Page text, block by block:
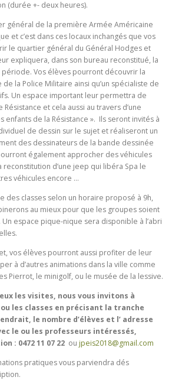
(durée +- deux heures).
général de la première Armée Américaine
et c’est dans ces locaux inchangés que vos
le quartier général du Général Hodges et
expliquera, dans son bureau reconstitué, la
Vos élèves pourront découvrir la
la Police Militaire ainsi qu’un spécialiste de
Un espace important leur permettra de
et cela aussi au travers d’une
enfants de la Résistance ». Ils seront invités à
de dessin sur le sujet et réaliseront un
des dessinateurs de la bande dessinée
également approcher des véhicules
reconstitution d’une jeep qui libéra Spa le
véhicules encore …
des classes selon un horaire proposé à 9h,
au mieux pour que les groupes soient
Un espace pique-nique sera disponible à l’abri
vos élèves pourront aussi profiter de leur
à d’autres animations dans la ville comme
Pierrot, le minigolf, ou le musée de la lessive.
les visites, nous vous invitons à
les classes en précisant la tranche
le nombre d’élèves et l’ adresse
le ou les professeurs intéressés,
: 0472 11 07 22 ou jpeis2018@gmail.com
pratiques vous parviendra dés